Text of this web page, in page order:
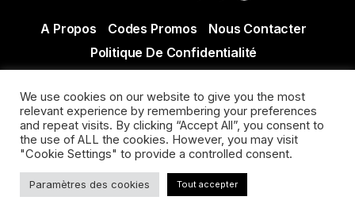
A Propos Codes Promos
Nous Contacter
Politique De Confidentialité
Actualité Agen - Actualité en lot et Garonne - Actualité
Villeneuve sur Lot
We use cookies on our website to give you the most
relevant experience by remembering your preferences
and repeat visits. By clicking “Accept All”, you consent to
the use of ALL the cookies. However, you may visit
"Cookie Settings" to provide a controlled consent.
Paramètres des cookies Tout accepter